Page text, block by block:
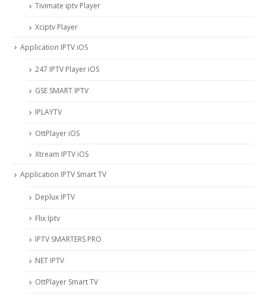
Tivimate iptv Player
Xciptv Player
Application IPTV iOS
247 IPTV Player iOS
‎GSE SMART IPTV
IPLAYTV
OttPlayer iOS
Xtream IPTV iOS
Application IPTV Smart TV
Deplux IPTV
Flix Iptv
IPTV SMARTERS PRO
NET IPTV
OttPlayer Smart TV